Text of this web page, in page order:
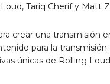
Tariq Cherif y Matt
crear una transmisión
para la transmisión
únicas de Rolling